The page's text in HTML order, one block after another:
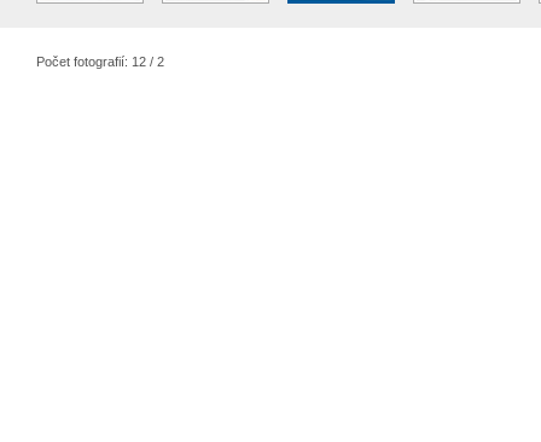
Počet fotografií: 12 / 2